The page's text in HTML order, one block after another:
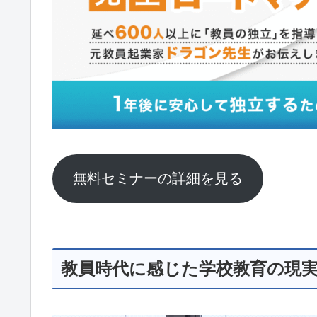
無料セミナーの詳細を見る
教員時代に感じた学校教育の現